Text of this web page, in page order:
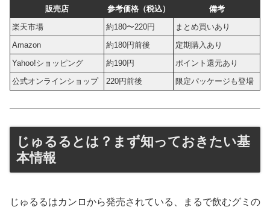
販売店 参考価格（税込）
備考
楽天市場
約180〜220円
まとめ買いあり
Amazon
約180円前後
定期購入あり
Yahoo!ショッピング
約190円
ポイント還元あり
公式オンラインショップ
220円前後 限定パッケージも登場
じゅるるとは？まず知っておきたい基
本情報
じゅるるはカンロから発売されている、まるで飲むグミの